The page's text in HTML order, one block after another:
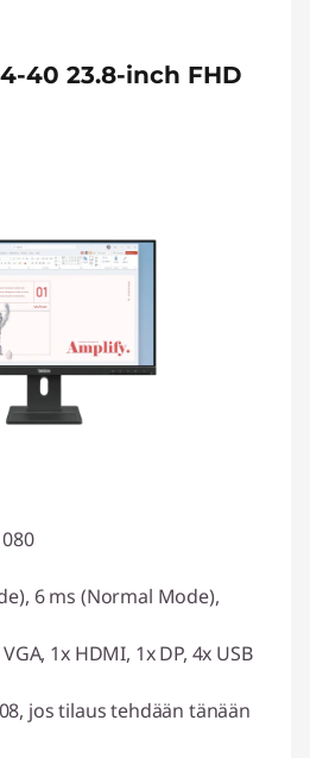
40 23.8-inch FHD
6 ms (Normal Mode),
1x HDMI, 1x DP, 4x USB
jos tilaus tehdään tänään